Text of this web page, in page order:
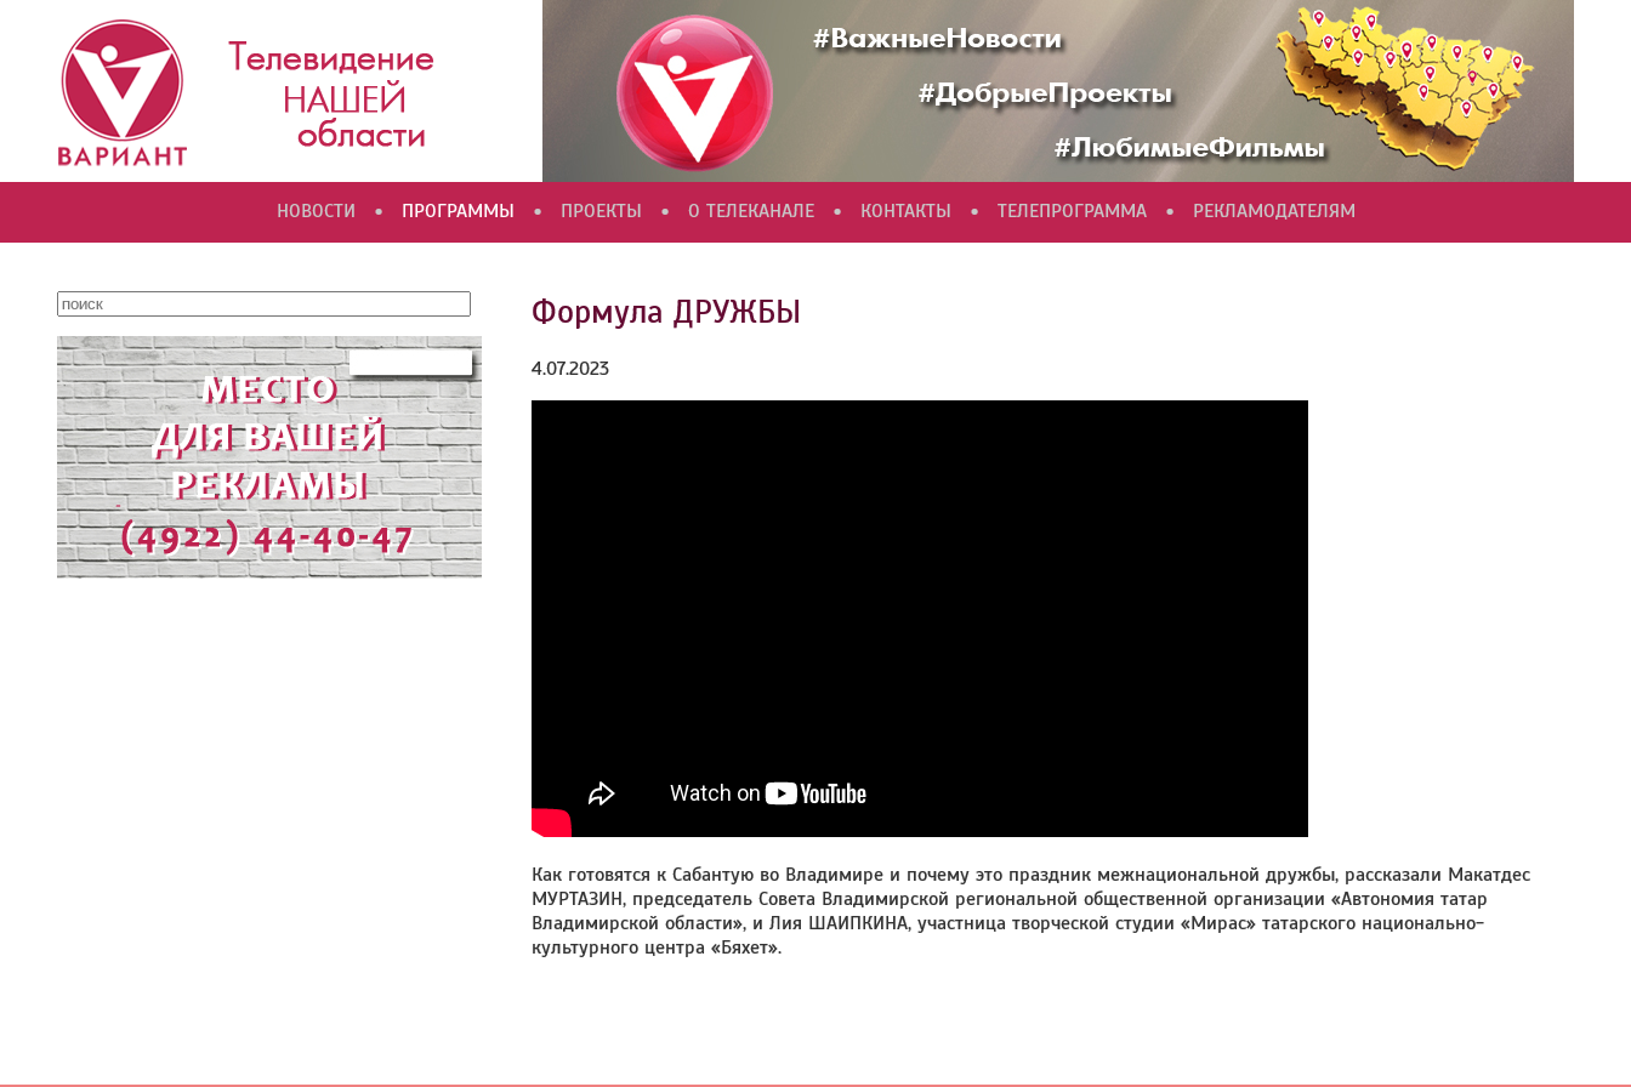
НОВОСТИ • ПРОГРАММЫ • ПРОЕКТЫ • О ТЕЛЕКАНАЛЕ • КОНТАКТЫ • ТЕЛЕПРОГРАММА • РЕКЛАМОДАТЕЛЯМ
Формула ДРУЖБЫ
4.07.2023
Как готовятся к Сабантую во Владимире и почему это праздник межнациональной дружбы, рассказали Макатдес
МУРТАЗИН, председатель Совета Владимирской региональной общественной организации «Автономия татар
Владимирской области», и Лия ШАИПКИНА, участница творческой студии «Мирас» татарского национально-
культурного центра «Бяхет».